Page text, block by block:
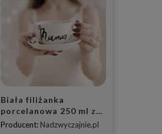
Biała filiżanka
porcelanowa 250 ml ze
spodkiem - motyw
Producent: Nadzwyczajnie.pl